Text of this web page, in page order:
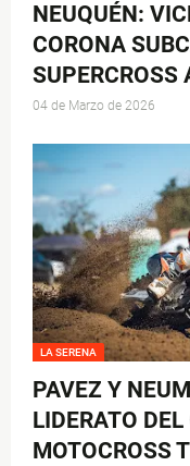
NEUQUÉN:
CORONA
SUPERCROSS
04 de Marzo de 2026
LA SERENA
PAVEZ Y
LIDERATO
MOTOCROSS